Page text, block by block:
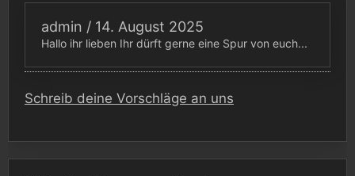
admin / 14. August 2025
Hallo ihr lieben Ihr dürft gerne eine Spur von euch...
Schreib deine Vorschläge an uns